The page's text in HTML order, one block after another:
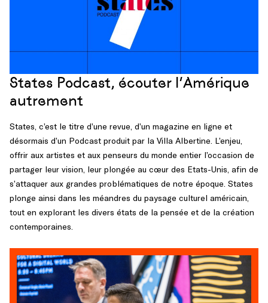
States Podcast, écouter l’Amérique
autrement
States, c’est le titre d’une revue, d’un magazine en ligne et
désormais d’un Podcast produit par la Villa Albertine. L’enjeu,
offrir aux artistes et aux penseurs du monde entier l’occasion de
partager leur vision, leur plongée au cœur des Etats-Unis, afin de
s’attaquer aux grandes problématiques de notre époque. States
plonge ainsi dans les méandres du paysage culturel américain,
tout en explorant les divers états de la pensée et de la création
contemporaines.